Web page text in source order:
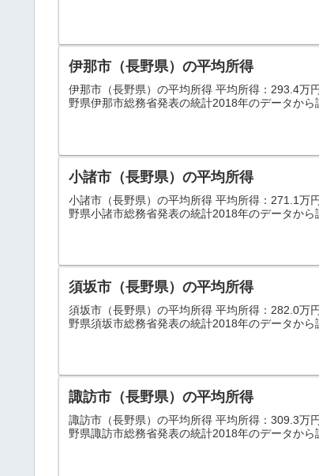
伊那市（長野県）の平均所得
伊那市（長野県）の平均所得 平均所得：293.4万
野県伊那市総務省発表の統計2018年のデータか
小諸市（長野県）の平均所得
小諸市（長野県）の平均所得 平均所得：271.1万
野県小諸市総務省発表の統計2018年のデータか
須坂市（長野県）の平均所得
須坂市（長野県）の平均所得 平均所得：282.0万
野県須坂市総務省発表の統計2018年のデータか
諏訪市（長野県）の平均所得
諏訪市（長野県）の平均所得 平均所得：309.3万
野県諏訪市総務省発表の統計2018年のデータか